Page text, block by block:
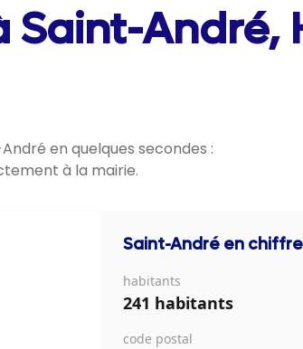
Saint-
en quelques secondes :
à la mairie.
Saint-André en
habitants
241 habitants
code postal